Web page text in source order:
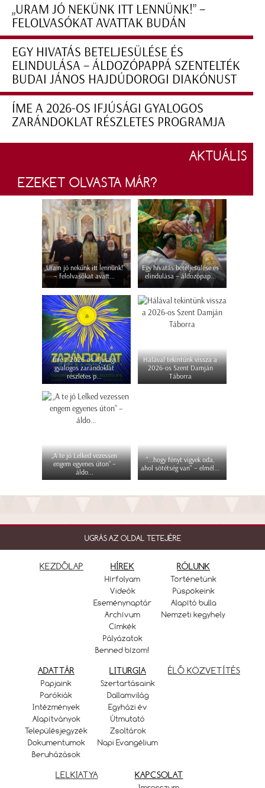
„URAM JÓ NEKÜNK ITT LENNÜNK!” –
FELOLVASÓKAT AVATTAK BUDÁN
EGY HIVATÁS BETELJESÜLÉSE ÉS
ELINDULÁSA – ÁLDOZÓPAPPÁ SZENTELTÉK
BUDAI JÁNOS HAJDÚDOROGI DIAKÓNUST
ÍME A 2026-OS IFJÚSÁGI GYALOGOS
ZARÁNDOKLAT RÉSZLETES PROGRAMJA
AKTUÁLIS
EZEKET OLVASTA MÁR?
„Uram jó nekünk itt lennünk!”
– felolvasókat avatt...
Egy hivatás beteljesülése és
elindulása – áldozópap...
Íme a 2026-os ifjúsági
gyalogos zarándoklat
részletes p...
Hálával tekintünk vissza a
2026-os Szent Damján
Táborra
„A te jó Lelked vezessen
engem egyenes úton” –
áldo...
"...hogy fényt vigyek oda,
ahol sötétség van" – elmél...
UGRÁS AZ OLDAL TETEJÉRE
KEZDŐLAP HÍREK
Hírfolyam
Videók
Eseménynaptár
Archívum
Címkék
Pályázatok
Benned bízom!
RÓLUNK
Történetünk
Püspökeink
Alapító bulla
Nemzeti kegyhely
ADATTÁR
Papjaink
Parókiák
Intézmények
Alapítványok
Településjegyzék
Dokumentumok
Beruházások
LITURGIA
Szertartásaink
Dallamvilág
Egyházi év
Útmutató
Zsoltárok
Napi Evangélium
ÉLŐ KÖZVETÍTÉS
LELKIATYA KAPCSOLAT